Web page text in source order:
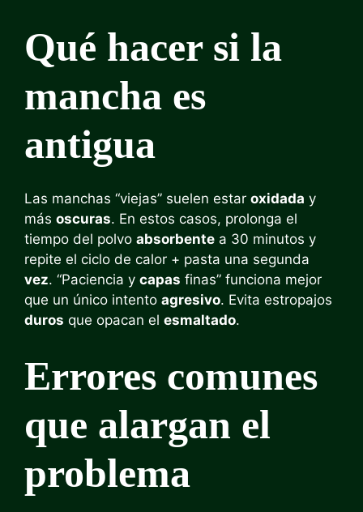
Qué hacer si la
mancha es
antigua
Las manchas “viejas” suelen estar oxidada y
más oscuras. En estos casos, prolonga el
tiempo del polvo absorbente a 30 minutos y
repite el ciclo de calor + pasta una segunda
vez. “Paciencia y capas finas” funciona mejor
que un único intento agresivo. Evita estropajos
duros que opacan el esmaltado.
Errores comunes
que alargan el
problema